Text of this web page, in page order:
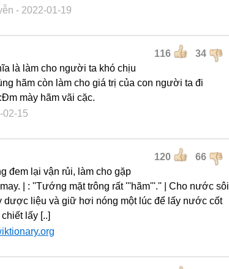
- 2022-01-19
116 34
là làm cho người ta khó chịu
hãm còn làm cho giá trị của con người ta đi
mày hãm vãi cặc.
02-15
120 66
đem lại vận rủi, làm cho gặp
| : ''Tướng mặt trông rất '''hãm'''.'' | Cho nước sôi
dược liệu và giữ hơi nóng một lúc để lấy nước cốt
lấy [..]